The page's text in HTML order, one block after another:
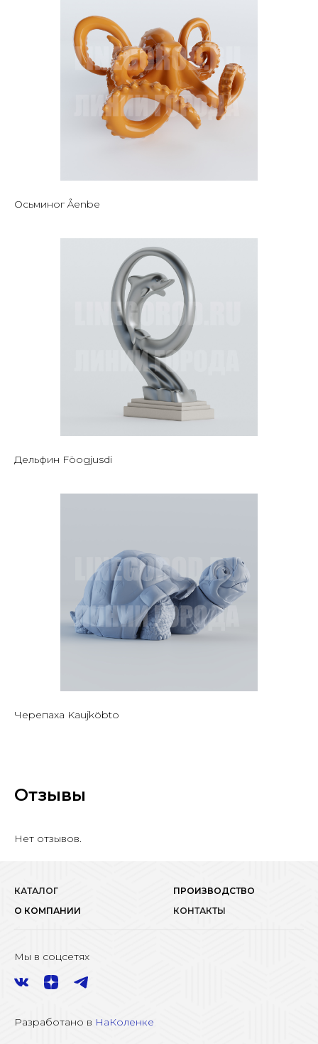
Осьминог Åenbe
Дельфин Föogjusdi
Черепаха Kaujköbto
Отзывы
Нет отзывов.
КАТАЛОГ
ПРОИЗВОДСТВО
О КОМПАНИИ
КОНТАКТЫ
Мы в соцсетях
Разработано в НаКоленке